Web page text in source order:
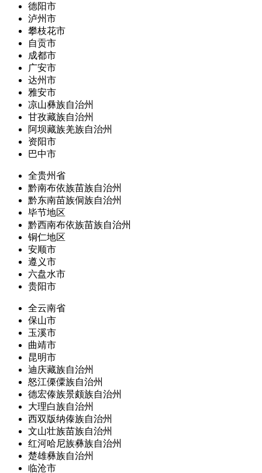
德阳市
泸州市
攀枝花市
自贡市
成都市
广安市
达州市
雅安市
凉山彝族自治州
甘孜藏族自治州
阿坝藏族羌族自治州
资阳市
巴中市
全贵州省
黔南布依族苗族自治州
黔东南苗族侗族自治州
毕节地区
黔西南布依族苗族自治州
铜仁地区
安顺市
遵义市
六盘水市
贵阳市
全云南省
保山市
玉溪市
曲靖市
昆明市
迪庆藏族自治州
怒江傈僳族自治州
德宏傣族景颇族自治州
大理白族自治州
西双版纳傣族自治州
文山壮族苗族自治州
红河哈尼族彝族自治州
楚雄彝族自治州
临沧市